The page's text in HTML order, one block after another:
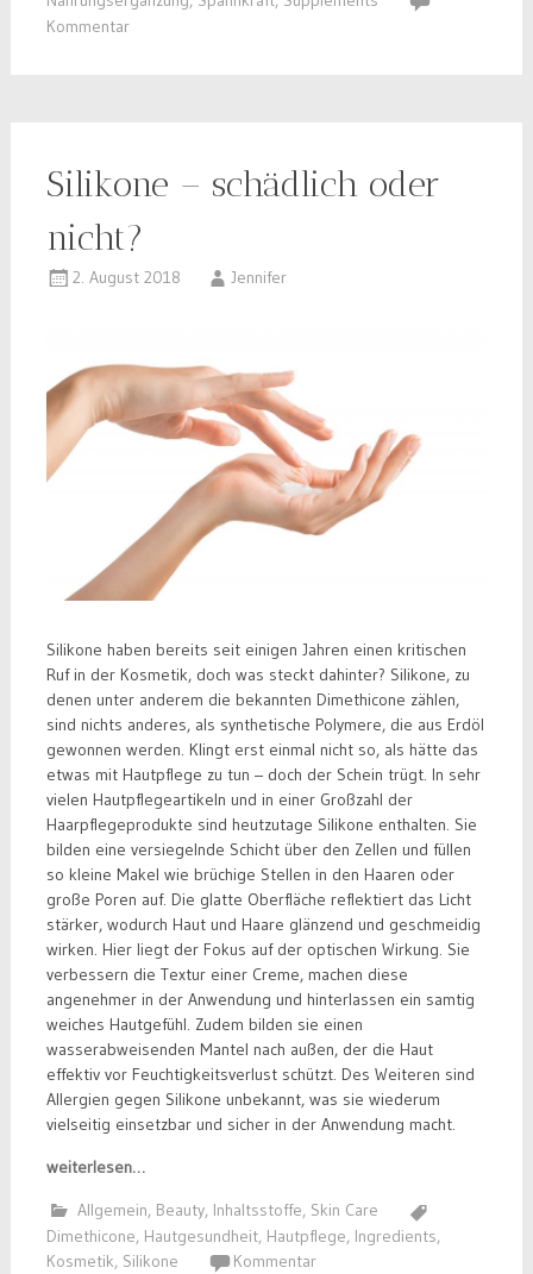
Kommentar
Silikone – schädlich oder
nicht?
2. August 2018 Jennifer
Silikone haben bereits seit einigen Jahren einen kritischen
Ruf in der Kosmetik, doch was steckt dahinter? Silikone, zu
denen unter anderem die bekannten Dimethicone zählen,
sind nichts anderes, als synthetische Polymere, die aus Erdöl
gewonnen werden. Klingt erst einmal nicht so, als hätte das
etwas mit Hautpflege zu tun – doch der Schein trügt. In sehr
vielen Hautpflegeartikeln und in einer Großzahl der
Haarpflegeprodukte sind heutzutage Silikone enthalten. Sie
bilden eine versiegelnde Schicht über den Zellen und füllen
so kleine Makel wie brüchige Stellen in den Haaren oder
große Poren auf. Die glatte Oberfläche reflektiert das Licht
stärker, wodurch Haut und Haare glänzend und geschmeidig
wirken. Hier liegt der Fokus auf der optischen Wirkung. Sie
verbessern die Textur einer Creme, machen diese
angenehmer in der Anwendung und hinterlassen ein samtig
weiches Hautgefühl. Zudem bilden sie einen
wasserabweisenden Mantel nach außen, der die Haut
effektiv vor Feuchtigkeitsverlust schützt. Des Weiteren sind
Allergien gegen Silikone unbekannt, was sie wiederum
vielseitig einsetzbar und sicher in der Anwendung macht.
weiterlesen…
Allgemein, Beauty, Inhaltsstoffe, Skin Care
Dimethicone, Hautgesundheit, Hautpflege, Ingredients,
Kosmetik, Silikone Kommentar